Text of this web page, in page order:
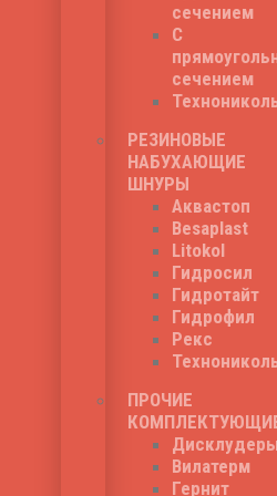
сечением
С
сечением
РЕЗИНОВЫЕ
НАБУХАЮЩИЕ
ШНУРЫ
Аквастоп
Besaplast
Litokol
Гидросил
Гидротайт
Гидрофил
Рекс
ПРОЧИЕ
Вилатерм
Гернит
шпонки
Общая
1,180₽
Read More
Быстрый
Read More